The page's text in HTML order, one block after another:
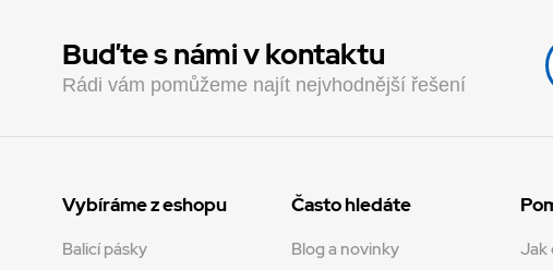
Buďte s námi v kontaktu
Rádi vám pomůžeme najít nejvhodnější řešení
Vybíráme z eshopu
Balicí pásky
Často hledáte
Blog a novinky
Jak